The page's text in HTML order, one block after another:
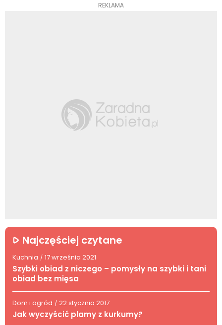
REKLAMA
Najczęściej czytane
Kuchnia / 17 września 2021
Szybki obiad z niczego – pomysły na szybki i tani
obiad bez mięsa
Dom i ogród / 22 stycznia 2017
Jak wyczyścić plamy z kurkumy?